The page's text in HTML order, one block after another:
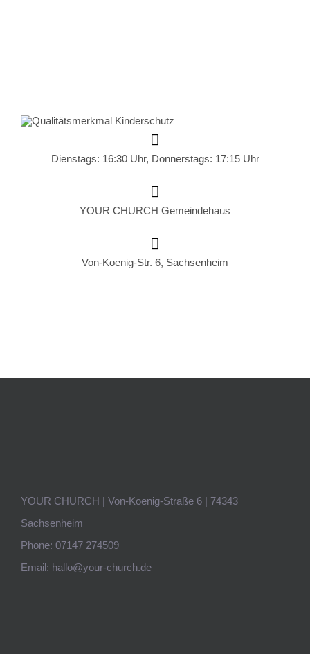
Dienstags: 16:30 Uhr, Donnerstags: 17:15 Uhr
YOUR CHURCH Gemeindehaus
Von-Koenig-Str. 6, Sachsenheim
YOUR CHURCH | Von-Koenig-Straße 6 | 74343
Sachsenheim
Phone: 07147 274509
Email: hallo@your-church.de